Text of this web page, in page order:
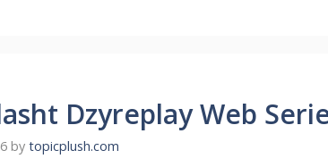
Dzyreplay Web
by topicplush.com